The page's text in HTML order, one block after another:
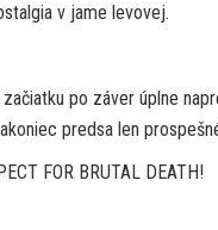
v jame levovej.
po záver úplne
predsa len
FOR BRUTAL DEATH!